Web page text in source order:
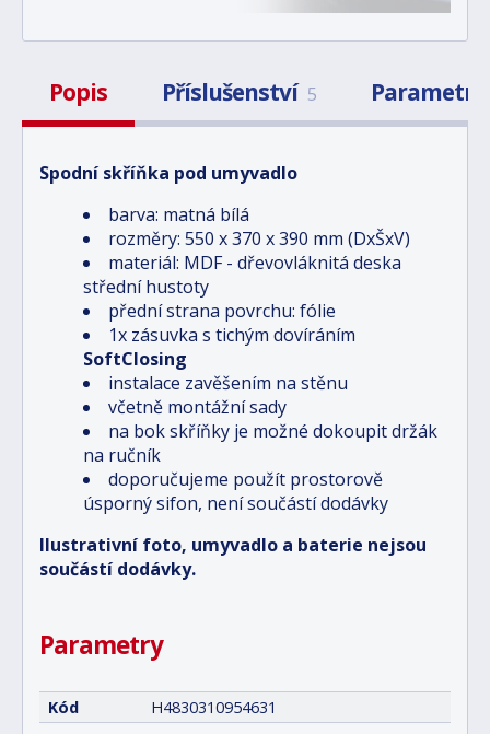
Popis Příslušenství 5 Parametry
Spodní skříňka pod umyvadlo
barva: matná bílá
rozměry: 550 x 370 x 390 mm (DxŠxV)
materiál: MDF - dřevovláknitá deska
střední hustoty
přední strana povrchu: fólie
1x zásuvka s tichým dovíráním
SoftClosing
instalace zavěšením na stěnu
včetně montážní sady
na bok skříňky je možné dokoupit držák
na ručník
doporučujeme použít prostorově
úsporný sifon, není součástí dodávky
Ilustrativní foto, umyvadlo a baterie nejsou
součástí dodávky.
Parametry
Kód H4830310954631